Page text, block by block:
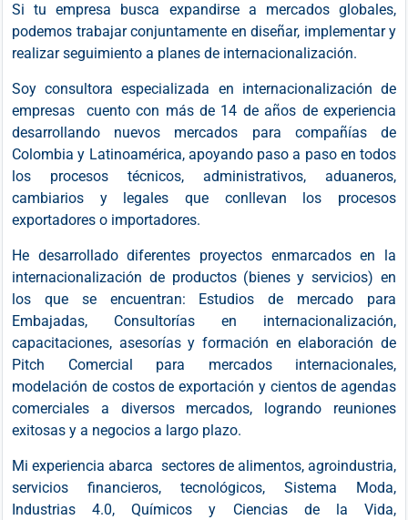
Si tu empresa busca expandirse a mercados globales,
podemos trabajar conjuntamente en diseñar, implementar y
realizar seguimiento a planes de internacionalización.
Soy consultora especializada en internacionalización de
empresas cuento con más de 14 de años de experiencia
desarrollando nuevos mercados para compañías de
Colombia y Latinoamérica, apoyando paso a paso en todos
los procesos técnicos, administrativos, aduaneros,
cambiarios y legales que conllevan los procesos
exportadores o importadores.
He desarrollado diferentes proyectos enmarcados en la
internacionalización de productos (bienes y servicios) en
los que se encuentran: Estudios de mercado para
Embajadas, Consultorías en internacionalización,
capacitaciones, asesorías y formación en elaboración de
Pitch Comercial para mercados internacionales,
modelación de costos de exportación y cientos de agendas
comerciales a diversos mercados, logrando reuniones
exitosas y a negocios a largo plazo.
Mi experiencia abarca sectores de alimentos, agroindustria,
servicios financieros, tecnológicos, Sistema Moda,
Industrias 4.0, Químicos y Ciencias de la Vida,